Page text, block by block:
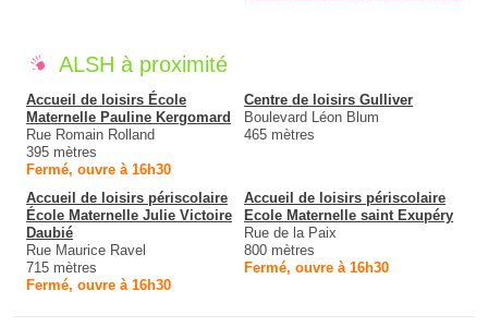
ALSH à proximité
Accueil de loisirs École
Maternelle Pauline Kergomard
Rue Romain Rolland
395 mètres
Fermé, ouvre à 16h30
Centre de loisirs Gulliver
Boulevard Léon Blum
465 mètres
Accueil de loisirs périscolaire
École Maternelle Julie Victoire
Daubié
Rue Maurice Ravel
715 mètres
Fermé, ouvre à 16h30
Accueil de loisirs périscolaire
Ecole Maternelle saint Exupéry
Rue de la Paix
800 mètres
Fermé, ouvre à 16h30